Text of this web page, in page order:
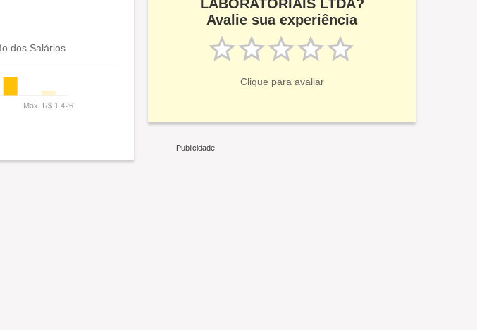
dos Salários
LABORATORIAIS LTDA?
Avalie sua experiência
Clique para avaliar